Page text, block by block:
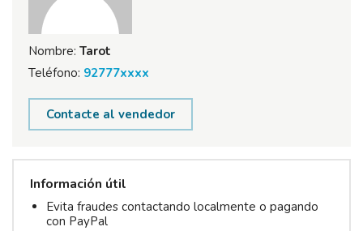
Nombre: Tarot
Teléfono: 92777xxxx
Contacte al vendedor
Información útil
Evita fraudes contactando localmente o pagando
con PayPal